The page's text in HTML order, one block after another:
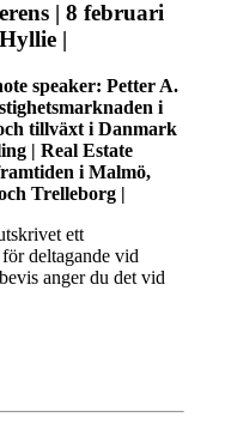
| 8 februari
|
speaker: Petter A.
i
tillväxt i Danmark
| Real Estate
i Malmö,
Trelleborg |
ett
deltagande vid
anger du det vid